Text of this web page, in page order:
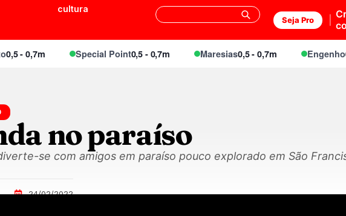
cultura
Seja Pro
- 0,7m Special Point0,5 - 0,7m Maresias0,5 - 0,7m Engenho
no paraíso
se com amigos em paraíso pouco explorado em São
24/02/2022